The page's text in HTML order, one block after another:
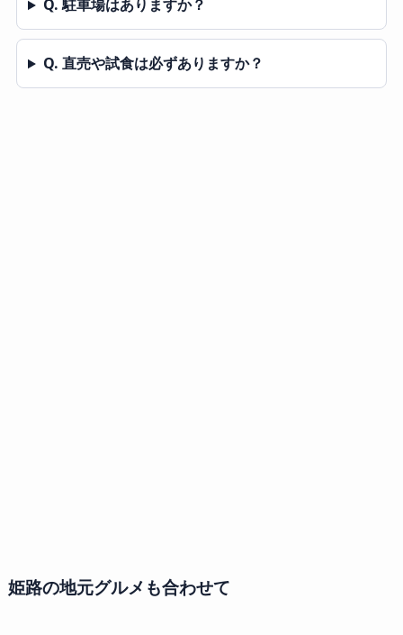
Q. 駐車場はありますか？
Q. 直売や試食は必ずありますか？
姫路の地元グルメも合わせて